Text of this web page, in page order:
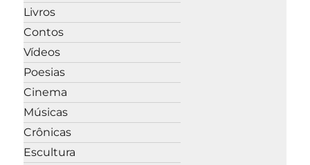
Livros
Contos
Vídeos
Poesias
Cinema
Músicas
Crônicas
Escultura